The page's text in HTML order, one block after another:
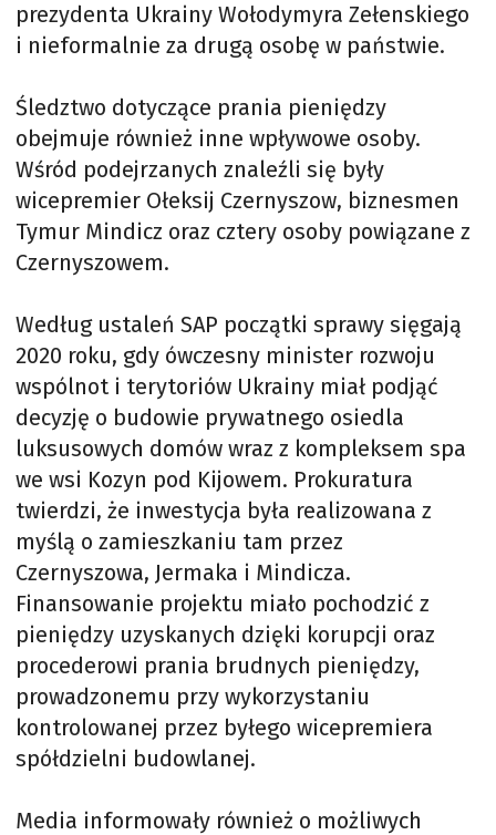
prezydenta Ukrainy Wołodymyra Zełenskiego
i nieformalnie za drugą osobę w państwie.
Śledztwo dotyczące prania pieniędzy
obejmuje również inne wpływowe osoby.
Wśród podejrzanych znaleźli się były
wicepremier Ołeksij Czernyszow, biznesmen
Tymur Mindicz oraz cztery osoby powiązane z
Czernyszowem.
Według ustaleń SAP początki sprawy sięgają
2020 roku, gdy ówczesny minister rozwoju
wspólnot i terytoriów Ukrainy miał podjąć
decyzję o budowie prywatnego osiedla
luksusowych domów wraz z kompleksem spa
we wsi Kozyn pod Kijowem. Prokuratura
twierdzi, że inwestycja była realizowana z
myślą o zamieszkaniu tam przez
Czernyszowa, Jermaka i Mindicza.
Finansowanie projektu miało pochodzić z
pieniędzy uzyskanych dzięki korupcji oraz
procederowi prania brudnych pieniędzy,
prowadzonemu przy wykorzystaniu
kontrolowanej przez byłego wicepremiera
spółdzielni budowlanej.
Media informowały również o możliwych